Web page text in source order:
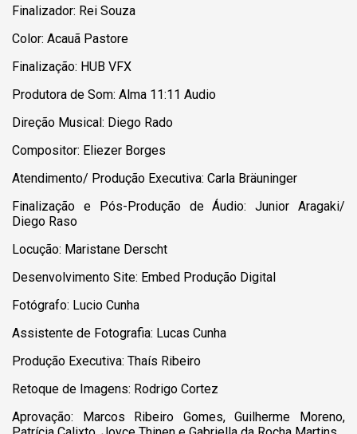
Finalizador: Rei Souza
Color: Acauã Pastore
Finalização: HUB VFX
Produtora de Som: Alma 11:11 Audio
Direção Musical: Diego Rado
Compositor: Eliezer Borges
Atendimento/ Produção Executiva: Carla Bräuninger
Finalização e Pós-Produção de Áudio: Junior Aragaki/
Diego Raso
Locução: Maristane Derscht
Desenvolvimento Site: Embed Produção Digital
Fotógrafo: Lucio Cunha
Assistente de Fotografia: Lucas Cunha
Produção Executiva: Thaís Ribeiro
Retoque de Imagens: Rodrigo Cortez
Aprovação: Marcos Ribeiro Gomes, Guilherme Moreno,